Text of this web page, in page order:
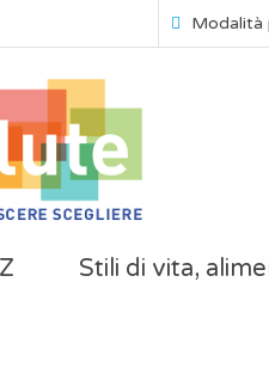
Modalità
Stili di vita,